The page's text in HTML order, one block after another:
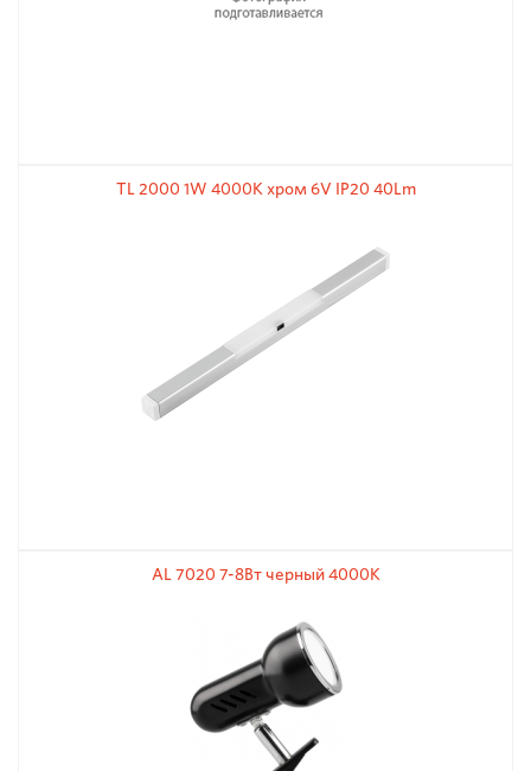
TL 2000 1W 4000K хром 6V IP20 40Lm
AL 7020 7-8Вт черный 4000К